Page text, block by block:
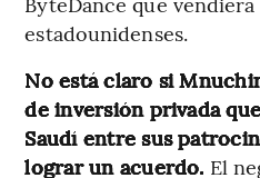
estadounidenses.
No está claro si
de inversión privada
Saudí entre sus
lograr un acuerdo. El